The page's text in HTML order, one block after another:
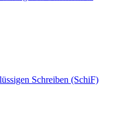
Schreiben (SchiF)